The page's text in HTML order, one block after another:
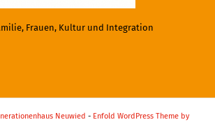
Frauen, Kultur und Integration
Neuwied - Enfold WordPress Theme by